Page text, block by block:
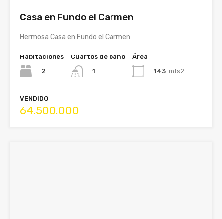
Casa en Fundo el Carmen
Hermosa Casa en Fundo el Carmen
Habitaciones
2
Cuartos de baño
1
Área
143 mts2
VENDIDO
64.500.000